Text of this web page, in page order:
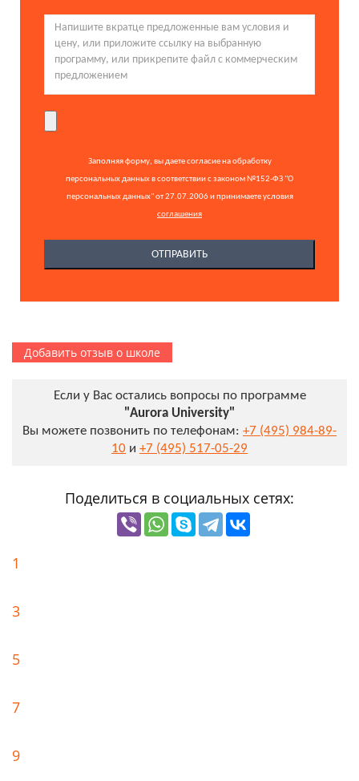
Заполняя форму, вы даете согласие на обработку
персональных данных в соответствии с законом №152-ФЗ "О
персональных данных" от 27.07.2006 и принимаете условия
соглашения
Добавить отзыв о школе
Если у Вас остались вопросы по программе
"Aurora University"
Вы можете позвонить по телефонам: +7 (495) 984-89-
10 и +7 (495) 517-05-29
Поделиться в социальных сетях:
1
3
5
7
9